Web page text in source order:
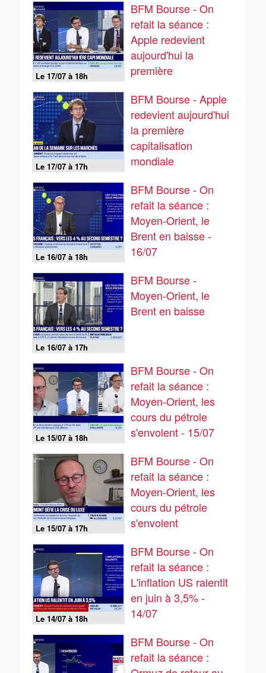
Le 17/07 à 18h
BFM Bourse - On
refait la séance :
Apple redevient
aujourd'hui la
première
mondiale - 17/07
Le 17/07 à 17h
BFM Bourse - Apple
redevient aujourd'hui
la première
capitalisation
mondiale
Le 16/07 à 18h
BFM Bourse - On
refait la séance :
Moyen-Orient, le
Brent en baisse -
16/07
Le 16/07 à 17h
BFM Bourse -
Moyen-Orient, le
Brent en baisse
Le 15/07 à 18h
BFM Bourse - On
refait la séance :
Moyen-Orient, les
cours du pétrole
s'envolent - 15/07
Le 15/07 à 17h
BFM Bourse - On
refait la séance :
Moyen-Orient, les
cours du pétrole
s'envolent
Le 14/07 à 18h
BFM Bourse - On
refait la séance :
L'inflation US ralentit
en juin à 3,5% -
14/07
BFM Bourse - On
refait la séance :